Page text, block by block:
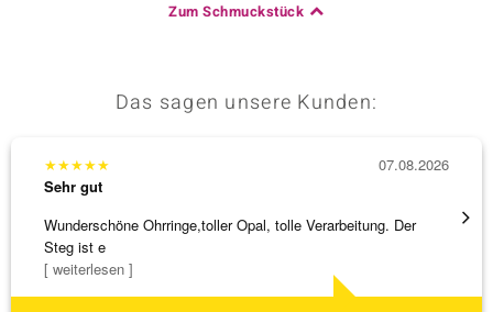
Zum Schmuckstück
Das sagen unsere Kunden:
★★★★★
Sehr gut
Wunderschöne Ohrringe,toller Opal, tolle Verarbeitung. Der
Steg ist e
[ weiterlesen ]
07.08.2026
Eine